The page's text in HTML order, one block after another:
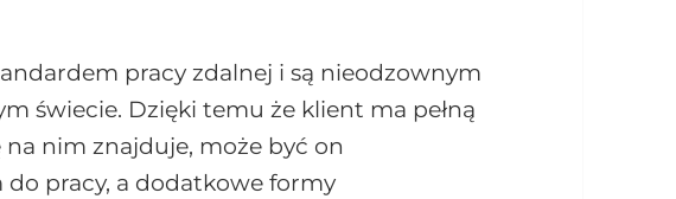
pracy zdalnej i są nieodzownym
świecie. Dzięki temu że klient ma pełną
nim znajduje, może być on
pracy, a dodatkowe formy